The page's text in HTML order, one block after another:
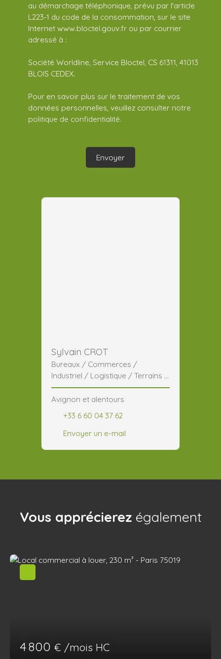
au démarchage téléphonique, prévu par l'article
L223-1 du code de la consommation, sur le site
Internet www.bloctel.gouv.fr ou par courrier
adressé à :
Société Worldline, Service Bloctel, CS 61311, 41013
BLOIS CEDEX.
Pour en savoir plus sur le traitement de vos
données personnelles, veuillez consulter notre
politique de confidentialité.
Envoyer
Sylvain CROT
Bureaux / Commerces /
Industriel / Logistique / Terrains /
CHR
Avignon et alentours
+33 6 60 04 37 62
Envoyer un e-mail
Vous apprécierez également
4 800 € /mois HC